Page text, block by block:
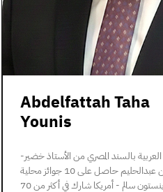
Abdelfattah Taha
Younis
-حاصل على إجازة في جميع الخطوط العربية بالسند المصري من الأستاذ خضير
البورسعيدي من تلاميذ الأستاذ شرين عبدالحليم حاصل على 10 جوائز محلية
ودولية معرض شخصي بولاية وينستون سالم - أمريكا شارك في أكثر من 70